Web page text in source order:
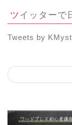
ツイッター
Tweets by